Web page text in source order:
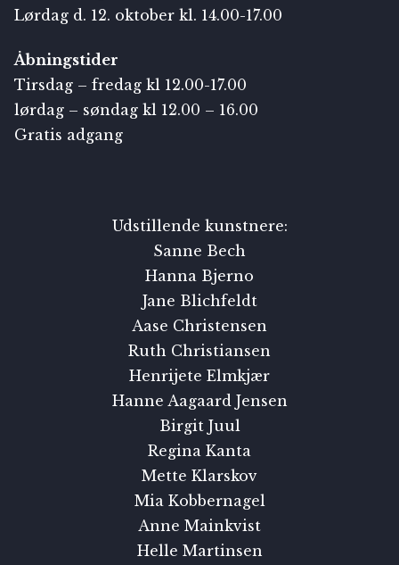
Lørdag d. 12. oktober kl. 14.00-17.00
Åbningstider
Tirsdag – fredag kl 12.00-17.00
lørdag – søndag kl 12.00 – 16.00
Gratis adgang
Udstillende kunstnere:
Sanne Bech
Hanna Bjerno
Jane Blichfeldt
Aase Christensen
Ruth Christiansen
Henrijete Elmkjær
Hanne Aagaard Jensen
Birgit Juul
Regina Kanta
Mette Klarskov
Mia Kobbernagel
Anne Mainkvist
Helle Martinsen